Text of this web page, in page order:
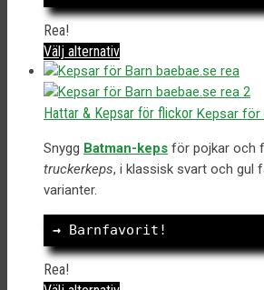
Rea!
Välj alternativDen
här
produkten
har
varianter.
De
på
produktsidan
Hattar & Kepsar för flickor Kepsar för
Snygg Batman-keps för pojkar och
truckerkeps, i klassisk svart och gul
varianter.
→ Barnfavorit!
Rea!